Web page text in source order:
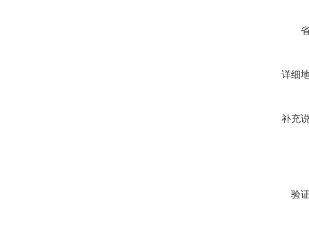
详细
补充
验